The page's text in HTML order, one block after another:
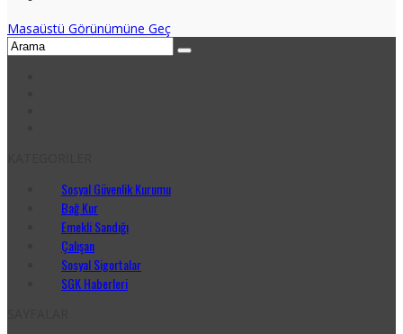
Masaüstü Görünümüne Geç
Sosyal Güvenlik Kurumu
Bağ Kur
Emekli Sandığı
Çalışan
Sosyal Sigortalar
SGK Haberleri